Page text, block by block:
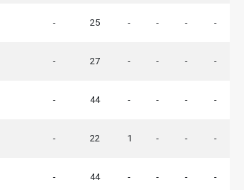
- 25 - - - -
- 27 - - - -
- 44 - - - -
- 22 1 - - -
- 44 - - - -